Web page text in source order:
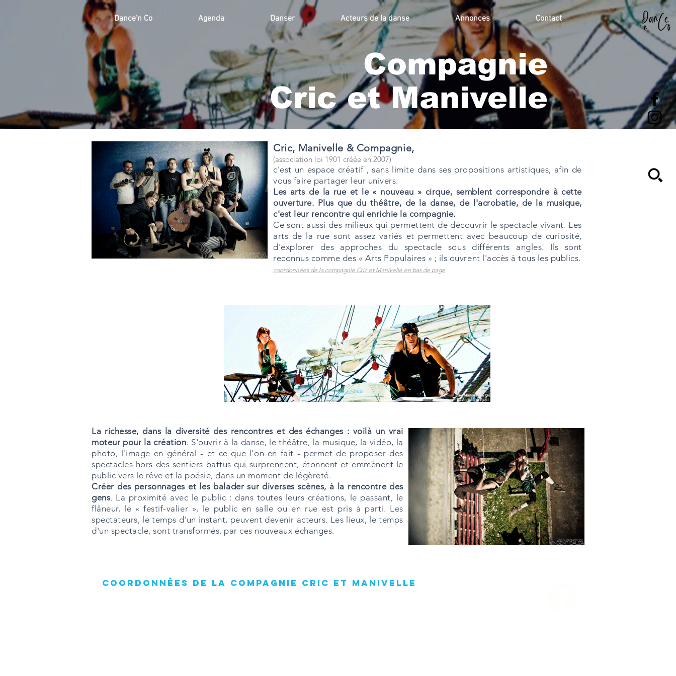
Dance'n Co Agenda Danser Acteurs de la danse Annonces Contact
Compagnie
Cric et Manivelle
Cric, Manivelle & Compagnie,
(association loi 1901 créée en 2007)
c'est un espace créatif , sans limite dans ses propositions artistiques, afin de
vous faire partager leur univers.
Les arts de la rue et le « nouveau » cirque, semblent correspondre à cette
ouverture. Plus que du théâtre, de la danse, de l'acrobatie, de la musique,
c'est leur rencontre qui enrichie la compagnie.
Ce sont aussi des milieux qui permettent de découvrir le spectacle vivant. Les
arts de la rue sont assez variés et permettent avec beaucoup de curiosité,
d'explorer des approches du spectacle sous différents angles. Ils sont
reconnus comme des « Arts Populaires » ; ils ouvrent l'accès à tous les publics.
coordonnées de la compagnie Cric et Manivelle en bas de page
La richesse, dans la diversité des rencontres et des échanges : voilà un vrai
moteur pour la création. S'ouvrir à la danse, le théâtre, la musique, la vidéo, la
photo, l'image en général - et ce que l'on en fait - permet de proposer des
spectacles hors des sentiers battus qui surprennent, étonnent et emmènent le
public vers le rêve et la poésie, dans un moment de légèreté.
Créer des personnages et les balader sur diverses scènes, à la rencontre des
gens. La proximité avec le public : dans toutes leurs créations, le passant, le
flâneur, le « festif-valier », le public en salle ou en rue est pris à parti. Les
spectateurs, le temps d'un instant, peuvent devenir acteurs. Les lieux, le temps
d'un spectacle, sont transformés, par ces nouveaux échanges.
COORDONNÉES DE LA Compagnie Cric et Manivelle